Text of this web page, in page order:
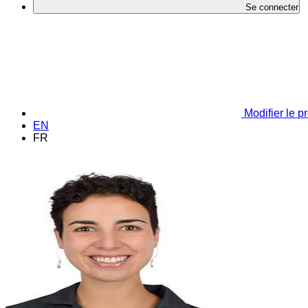
Se connecter
Modifier le
EN
FR